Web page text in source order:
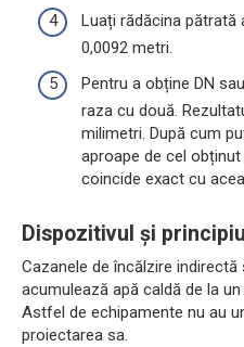
Luați rădăcina pătrată
0,0092 metri.
Pentru a obține DN
raza cu două.
milimetri. După cum
aproape de cel
coincide exact cu
Dispozitivul și
Cazanele de încălzire
acumulează apă caldă de la
Astfel de echipamente nu au
proiectarea sa.